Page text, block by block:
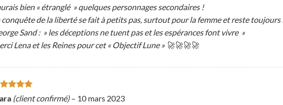
bien « étranglé » quelques personnages secondaires !
conquête de la liberté se fait à petits pas, surtout pour la femme et reste
Sand : » les déceptions ne tuent pas et les espérances font vivre »
Lena et les Reines pour cet « Objectif Lune » 🚀🚀🚀🚀
5sur
(client confirmé) – 10 mars 2023